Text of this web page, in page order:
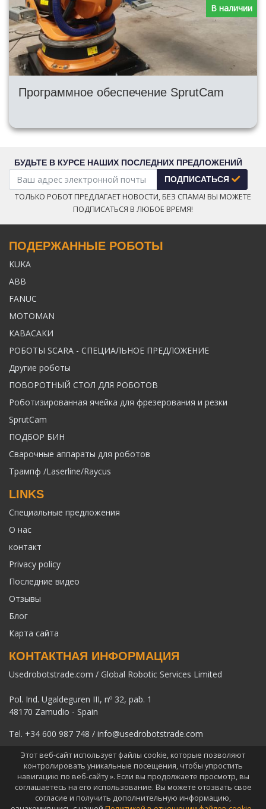
Программное обеспечение SprutCam
В наличии
БУДЬТЕ В КУРСЕ НАШИХ ПОСЛЕДНИХ ПРЕДЛОЖЕНИЙ
ПОДПИСАТЬСЯ
ТОЛЬКО РОБОТ ПРЕДЛАГАЕТ НОВОСТИ, БЕЗ СПАМА! ВЫ МОЖЕТЕ
ПОДПИСАТЬСЯ В ЛЮБОЕ ВРЕМЯ!
ПОДЕРЖАННЫЕ РОБОТЫ
KUKA
ABB
FANUC
MOTOMAN
КАВАСАКИ
РОБОТЫ SCARA - СПЕЦИАЛЬНОЕ ПРЕДЛОЖЕНИЕ
Другие роботы
ПОВОРОТНЫЙ СТОЛ ДЛЯ РОБОТОВ
Роботизированная ячейка для фрезерования и резки
SprutCam
ПОДБОР БИН
Сварочные аппараты для роботов
Трампф /Laserline/Raycus
LINKS
Специальные предложения
О нас
контакт
Privacy policy
Последние видео
Отзывы
Блог
Карта сайта
КОНТАКТНАЯ ИНФОРМАЦИЯ
Usedrobotstrade.com / Global Robotic Services Limited
Pol. Ind. Ugaldeguren III, nº 32, pab. 1
48170 Zamudio - Spain
Tel. +34 600 987 748 / info@usedrobotstrade.com
COPYRIGHT 2026 © USEDROBOTSTRADE.COM. ВСЕ ПРАВА
ЗАЩИЩЕНЫ
Этот веб-сайт использует файлы cookie, которые позволяют
контролировать уникальные посещения, чтобы упростить
навигацию по веб-сайту ». Если вы продолжаете просмотр, вы
соглашаетесь на его использование. Вы можете отозвать свое
согласие и получить дополнительную информацию,